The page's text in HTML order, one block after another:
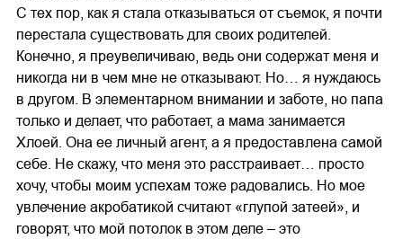
С тех пор, как я стала отказываться от съемок, я почти
перестала существовать для своих родителей.
Конечно, я преувеличиваю, ведь они содержат меня и
никогда ни в чем мне не отказывают. Но… я нуждаюсь
в другом. В элементарном внимании и заботе, но папа
только и делает, что работает, а мама занимается
Хлоей. Она ее личный агент, а я предоставлена самой
себе. Не скажу, что меня это расстраивает… просто
хочу, чтобы моим успехам тоже радовались. Но мое
увлечение акробатикой считают «глупой затеей», и
говорят, что мой потолок в этом деле – это